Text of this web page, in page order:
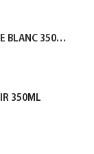
LILAS SHAMP EXT FEM PROTEINE BLANC 350ML
350ML